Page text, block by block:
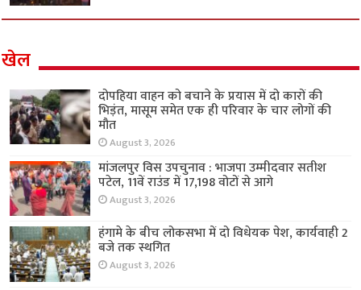
खेल
दोपहिया वाहन को बचाने के प्रयास में दो कारों की
भिड़ंत, मासूम समेत एक ही परिवार के चार लोगों की
मौत
August 3, 2026
मांजलपुर विस उपचुनाव : भाजपा उम्मीदवार सतीश
पटेल, 11वें राउंड में 17,198 वोटों से आगे
August 3, 2026
हंगामे के बीच लोकसभा में दो विधेयक पेश, कार्यवाही 2
बजे तक स्थगित
August 3, 2026